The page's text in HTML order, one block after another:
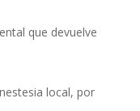
que devuelve
local, por